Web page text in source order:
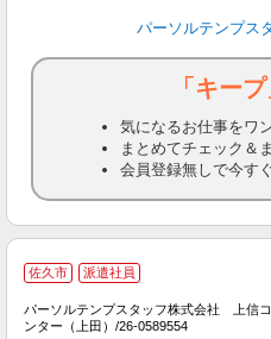
パーソルテンプス
「キー
気になるお仕事をワ
まとめてチェック＆
会員登録無しで今す
佐久市 派遣社員
パーソルテンプスタッフ株式会社 上信
ンター（上田）/26-0589554